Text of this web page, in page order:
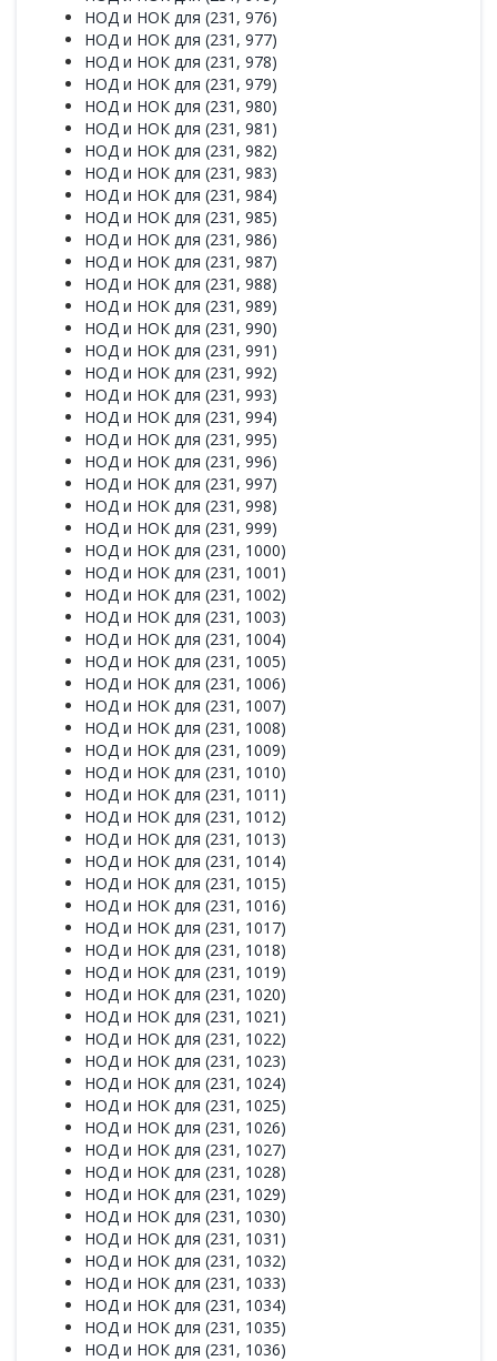
НОД и НОК для (231, 976)
НОД и НОК для (231, 977)
НОД и НОК для (231, 978)
НОД и НОК для (231, 979)
НОД и НОК для (231, 980)
НОД и НОК для (231, 981)
НОД и НОК для (231, 982)
НОД и НОК для (231, 983)
НОД и НОК для (231, 984)
НОД и НОК для (231, 985)
НОД и НОК для (231, 986)
НОД и НОК для (231, 987)
НОД и НОК для (231, 988)
НОД и НОК для (231, 989)
НОД и НОК для (231, 990)
НОД и НОК для (231, 991)
НОД и НОК для (231, 992)
НОД и НОК для (231, 993)
НОД и НОК для (231, 994)
НОД и НОК для (231, 995)
НОД и НОК для (231, 996)
НОД и НОК для (231, 997)
НОД и НОК для (231, 998)
НОД и НОК для (231, 999)
НОД и НОК для (231, 1000)
НОД и НОК для (231, 1001)
НОД и НОК для (231, 1002)
НОД и НОК для (231, 1003)
НОД и НОК для (231, 1004)
НОД и НОК для (231, 1005)
НОД и НОК для (231, 1006)
НОД и НОК для (231, 1007)
НОД и НОК для (231, 1008)
НОД и НОК для (231, 1009)
НОД и НОК для (231, 1010)
НОД и НОК для (231, 1011)
НОД и НОК для (231, 1012)
НОД и НОК для (231, 1013)
НОД и НОК для (231, 1014)
НОД и НОК для (231, 1015)
НОД и НОК для (231, 1016)
НОД и НОК для (231, 1017)
НОД и НОК для (231, 1018)
НОД и НОК для (231, 1019)
НОД и НОК для (231, 1020)
НОД и НОК для (231, 1021)
НОД и НОК для (231, 1022)
НОД и НОК для (231, 1023)
НОД и НОК для (231, 1024)
НОД и НОК для (231, 1025)
НОД и НОК для (231, 1026)
НОД и НОК для (231, 1027)
НОД и НОК для (231, 1028)
НОД и НОК для (231, 1029)
НОД и НОК для (231, 1030)
НОД и НОК для (231, 1031)
НОД и НОК для (231, 1032)
НОД и НОК для (231, 1033)
НОД и НОК для (231, 1034)
НОД и НОК для (231, 1035)
НОД и НОК для (231, 1036)